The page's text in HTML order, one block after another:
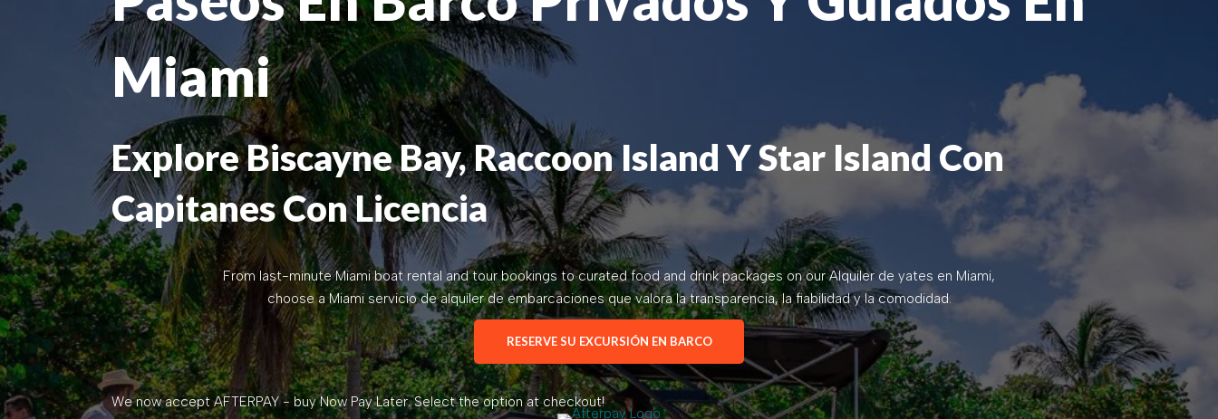
Miami
Explore Biscayne Bay, Raccoon Island Y Star Island Con
Capitanes Con Licencia
From last-minute Miami boat rental and tour bookings to curated food and drink packages on ourAlquiler de yates en Miami,
choose a Miami servicio de alquiler de embarcacionesque valora la transparencia, la fiabilidad y la comodidad.
RESERVE SU EXCURSIÓN EN BARCO
We now accept AFTERPAY - buy Now Pay Later. Select the option at checkout!